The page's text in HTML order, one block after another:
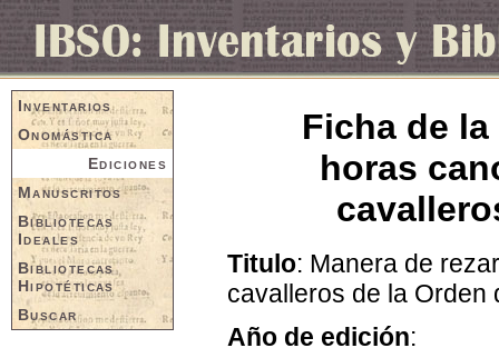
Inventarios
Onomástica
Ediciones
Manuscritos
Bibliotecas
Ideales
Bibliotecas
Hipotéticas
Buscar
Ficha de
horas
Titulo: Manera de
cavalleros de la Orden
Año de edición: